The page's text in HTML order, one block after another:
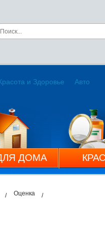
и Здоровье Авто
ДОМА
Оценка